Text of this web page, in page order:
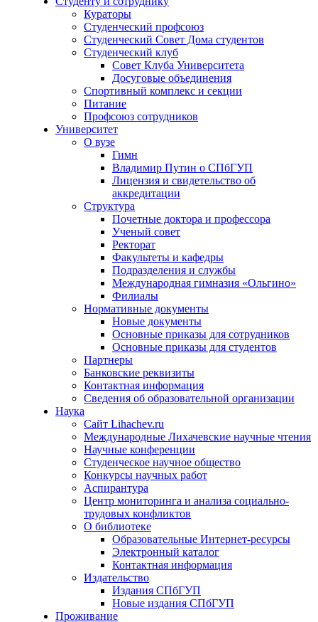
Кураторы
Студенческий профсоюз
Студенческий Совет Дома студентов
Студенческий клуб
Совет Клуба Университета
Досуговые объединения
Спортивный комплекс и секции
Питание
Профсоюз сотрудников
Университет
О вузе
Гимн
Владимир Путин о СПбГУП
Лицензия и свидетельство об
аккредитации
Структура
Почетные доктора и профессора
Ученый совет
Ректорат
Факультеты и кафедры
Подразделения и службы
Международная гимназия «Ольгино»
Филиалы
Нормативные документы
Новые документы
Основные приказы для сотрудников
Основные приказы для студентов
Партнеры
Банковские реквизиты
Контактная информация
Сведения об образовательной организации
Наука
Сайт Lihachev.ru
Международные Лихачевские научные чтения
Научные конференции
Студенческое научное общество
Конкурсы научных работ
Аспирантура
Центр мониторинга и анализа социально-
трудовых конфликтов
О библиотеке
Образовательные Интернет-ресурсы
Электронный каталог
Контактная информация
Издательство
Издания СПбГУП
Новые издания СПбГУП
Проживание